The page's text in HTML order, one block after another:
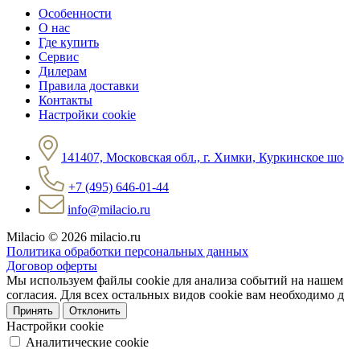
Особенности
О нас
Где купить
Сервис
Дилерам
Правила доставки
Контакты
Настройки cookie
141407, Московская обл., г. Химки, Куркинское
+7 (495) 646-01-44
info@milacio.ru
Milacio © 2026 milacio.ru
Политика обработки персональных данных
Договор оферты
Мы используем файлы cookie для анализа событий на нашем
согласия. Для всех остальных видов cookie вам
Принять Отклонить
Настройки cookie
Аналитические cookie